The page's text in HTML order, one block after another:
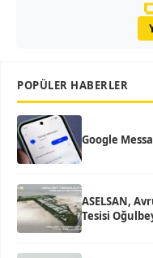
POPÜLER HABERLER
Google
ASELSAN,
Tesisi